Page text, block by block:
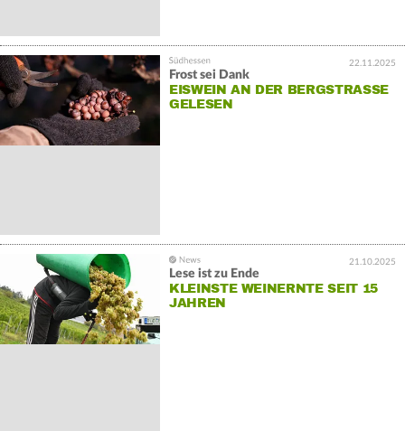
22.11.2025
Frost sei Dank
EISWEIN AN DER BERGSTRASSE G
ELESEN
21.10.2025
Lese ist zu Ende
KLEINSTE WEINERNTE SEIT 15
JAHREN